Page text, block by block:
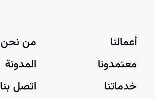
أعمالنا
معتمدونا
خدماتنا
من نحن
المدونة
اتصل بنا